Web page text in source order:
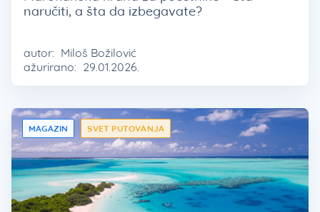
naručiti, a šta da izbegavate?
autor: Miloš Božilović
ažurirano: 29.01.2026.
MAGAZIN SVET PUTOVANJA